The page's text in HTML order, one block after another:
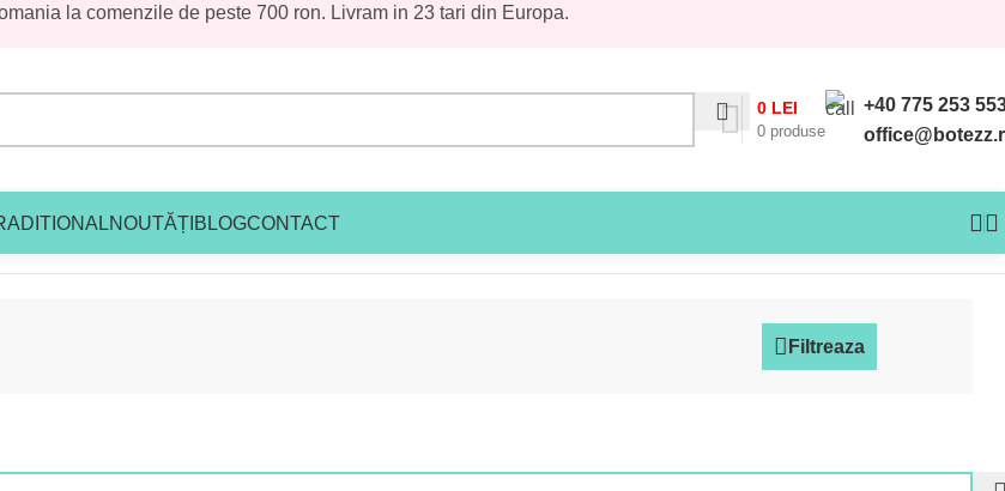
la comenzile de peste 700 ron. Livram in 23 tari din Europa.
0 produse
0 LEI
+40 775 253
NOUTĂȚI BLOGCONTACT
Filtreaza